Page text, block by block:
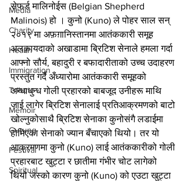
Media
Charity
Health
Immigration
Tribute
Memoir
Gurung
Festival
Spiritual
सेफर्ड मालिनोईस (Belgian Shepherd
Malinois) हो । कुनो (Kuno) ले पोहर साल सन्
२०१९ मा अफ़ग़ानिस्तानमा आतंककारी समूह
अलक़ायदाको अखाडामा ब्रिटिश सेनाले हमला गर्दा
आफ्नो सौर्य, बहादुरी र बफादारीताको उच्च उदाहरण
प्रस्तुत गर्दै अँध्यारोमा आतंककारी समूहको
अन्धाधुन्ध गोली प्रहारको बाबजूद उनीहरू माथि
जाई लागेर ब्रिटिश सेनालाई प्रतिआक्रमणको बाटो
खोल्नुकोसाथै ब्रिटिश सेनाका कुनोसंगै लडाईमा
होमिएका सेनाको ज्यान बँचाएको थियो। तर यो
आक्रमणमा कुनो (Kuno) लाई आतंककारीको गोली
प्रहारबाट खुट्टा र छातीमा गंभीर चोट लागेको
थियो जस्को कारण कुनो (Kuno) को एउटा खुट्टा